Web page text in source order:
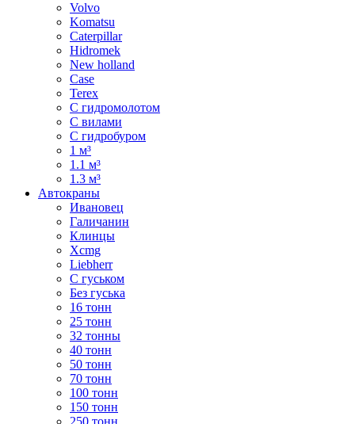
Volvo
Komatsu
Caterpillar
Hidromek
New holland
Case
Terex
С гидромолотом
С вилами
С гидробуром
1 м³
1.1 м³
1.3 м³
Автокраны
Ивановец
Галичанин
Клинцы
Xcmg
Liebherr
С гуськом
Без гуська
16 тонн
25 тонн
32 тонны
40 тонн
50 тонн
70 тонн
100 тонн
150 тонн
250 тонн